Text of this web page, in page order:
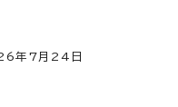
年7月24日